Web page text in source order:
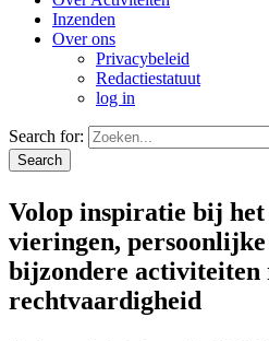
Inzenden
Over ons
Privacybeleid
Redactiestatuut
log in
Search for:
Volop inspiratie bij het
vieringen,
bijzondere activiteiten
rechtvaardigheid